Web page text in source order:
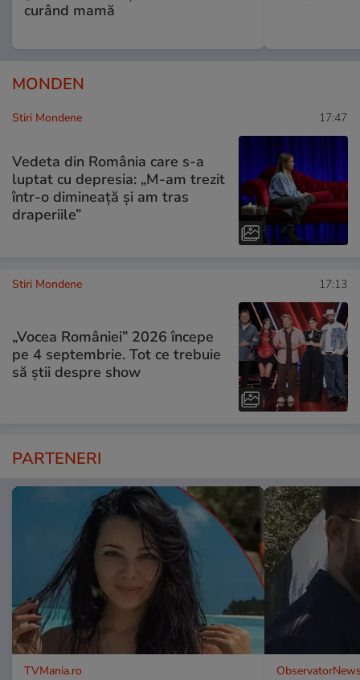
curând mamă
MONDEN
Stiri Mondene 17:47
Vedeta din România care s-a
luptat cu depresia: „M-am trezit
într-o dimineață și am tras
draperiile”
Stiri Mondene 17:13
„Vocea României” 2026 începe
pe 4 septembrie. Tot ce trebuie
să știi despre show
PARTENERI
TVMania.ro